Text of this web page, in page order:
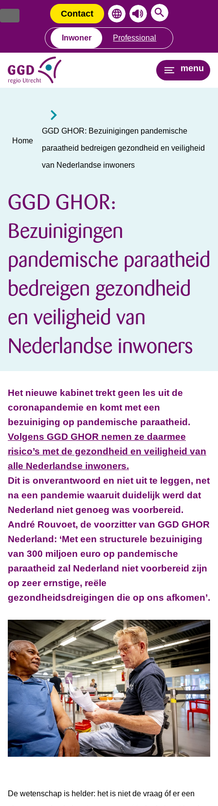
naar
de
naar
de
Contact
Inwoner Professional
menu
Home
GGD GHOR: Bezuinigingen pandemische
paraatheid bedreigen gezondheid en veiligheid
van Nederlandse inwoners
GGD GHOR:
Bezuinigingen
pandemische paraatheid
bedreigen gezondheid
en veiligheid van
Nederlandse inwoners
Het nieuwe kabinet trekt geen les uit de
coronapandemie en komt met een
bezuiniging op pandemische paraatheid.
Volgens GGD GHOR nemen ze daarmee
risico’s met de gezondheid en veiligheid van
alle Nederlandse inwoners.
Dit is onverantwoord en niet uit te leggen, net
na een pandemie waaruit duidelijk werd dat
Nederland niet genoeg was voorbereid.
André Rouvoet, de voorzitter van GGD GHOR
Nederland: ‘Met een structurele bezuiniging
van 300 miljoen euro op pandemische
paraatheid zal Nederland niet voorbereid zijn
op zeer ernstige, reële
gezondheidsdreigingen die op ons afkomen’.
De wetenschap is helder: het is niet de vraag óf er een